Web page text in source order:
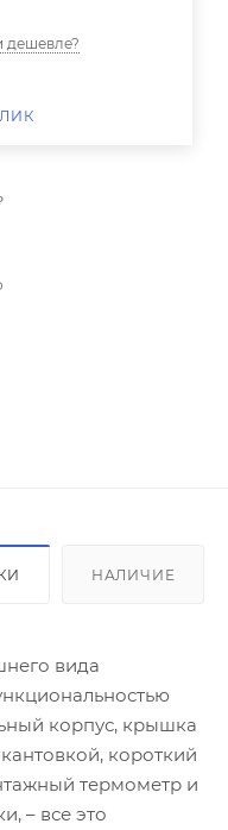
дешевле?
НАЛИЧИЕ
вида
корпус, крышка
короткий
термометр и
– все это